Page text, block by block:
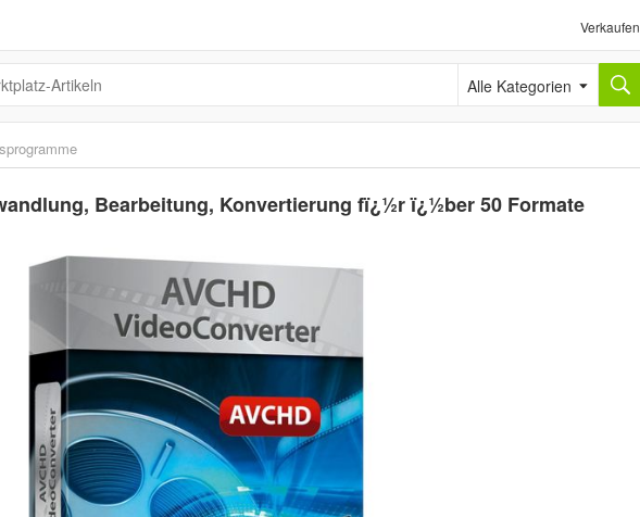
Verkaufen
Alle Kategorien
Bearbeitung, Konvertierung fï¿½r ï¿½ber 50 Formate